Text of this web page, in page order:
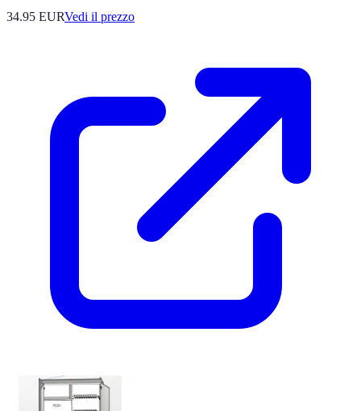
34.95 EURVedi il prezzo